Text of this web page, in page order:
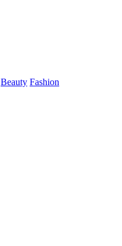
Beauty Fashion